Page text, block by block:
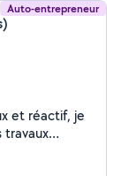
Auto-entrepreneur
travaux